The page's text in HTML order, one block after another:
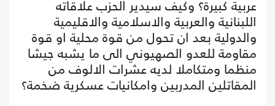
عربية كبيرة؟ وكيف سيدير الحزب علاقاته
اللبنانية والعربية والاسلامية والاقليمية
والدولية بعد ان تحول من قوة محلية او قوة
مقاومة للعدو الصهيوني الى ما يشبه جيشا
منظما ومتكاملا لديه عشرات الالوف من
المقاتلين المدربين وامكانيات عسكرية ضخمة؟